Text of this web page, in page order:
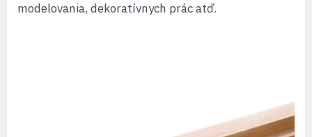
modelovania, dekoratívnych prác atď.